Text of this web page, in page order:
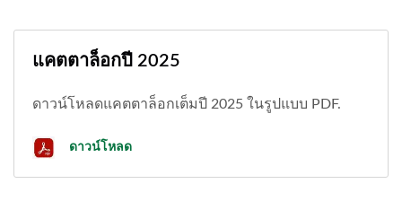
แคตตาล็อกปี 2025
ดาวน์โหลดแคตตาล็อกเต็มปี 2025 ในรูปแบบ PDF.
ดาวน์โหลด